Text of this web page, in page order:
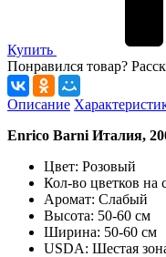
Купить
Понравился товар?
Описание
Enrico Barni Италия,
Цвет: Розовый
Кол-во цветков на
Аромат: Слабый
Высота: 50-60 см
Ширина: 50-60 см
USDA: Шестая